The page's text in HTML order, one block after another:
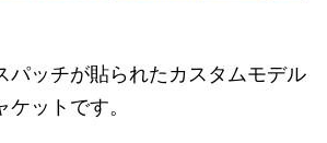
パッチが貼られたカスタムモデル
ットです。